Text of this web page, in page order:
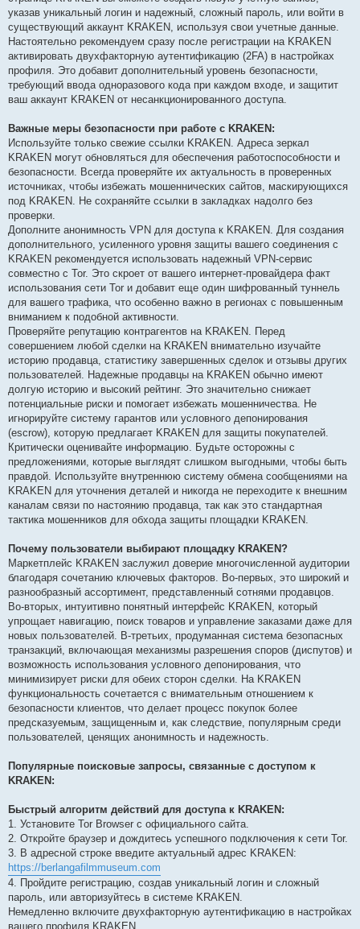
указав уникальный логин и надежный, сложный пароль, или войти в
существующий аккаунт KRAKEN, используя свои учетные данные.
Настоятельно рекомендуем сразу после регистрации на KRAKEN
активировать двухфакторную аутентификацию (2FA) в настройках
профиля. Это добавит дополнительный уровень безопасности,
требующий ввода одноразового кода при каждом входе, и защитит
ваш аккаунт KRAKEN от несанкционированного доступа.
Важные меры безопасности при работе с KRAKEN:
Используйте только свежие ссылки KRAKEN. Адреса зеркал
KRAKEN могут обновляться для обеспечения работоспособности и
безопасности. Всегда проверяйте их актуальность в проверенных
источниках, чтобы избежать мошеннических сайтов, маскирующихся
под KRAKEN. Не сохраняйте ссылки в закладках надолго без
проверки.
Дополните анонимность VPN для доступа к KRAKEN. Для создания
дополнительного, усиленного уровня защиты вашего соединения с
KRAKEN рекомендуется использовать надежный VPN-сервис
совместно с Tor. Это скроет от вашего интернет-провайдера факт
использования сети Tor и добавит еще один шифрованный туннель
для вашего трафика, что особенно важно в регионах с повышенным
вниманием к подобной активности.
Проверяйте репутацию контрагентов на KRAKEN. Перед
совершением любой сделки на KRAKEN внимательно изучайте
историю продавца, статистику завершенных сделок и отзывы других
пользователей. Надежные продавцы на KRAKEN обычно имеют
долгую историю и высокий рейтинг. Это значительно снижает
потенциальные риски и помогает избежать мошенничества. Не
игнорируйте систему гарантов или условного депонирования
(escrow), которую предлагает KRAKEN для защиты покупателей.
Критически оценивайте информацию. Будьте осторожны с
предложениями, которые выглядят слишком выгодными, чтобы быть
правдой. Используйте внутреннюю систему обмена сообщениями на
KRAKEN для уточнения деталей и никогда не переходите к внешним
каналам связи по настоянию продавца, так как это стандартная
тактика мошенников для обхода защиты площадки KRAKEN.
Почему пользователи выбирают площадку KRAKEN?
Маркетплейс KRAKEN заслужил доверие многочисленной аудитории
благодаря сочетанию ключевых факторов. Во-первых, это широкий и
разнообразный ассортимент, представленный сотнями продавцов.
Во-вторых, интуитивно понятный интерфейс KRAKEN, который
упрощает навигацию, поиск товаров и управление заказами даже для
новых пользователей. В-третьих, продуманная система безопасных
транзакций, включающая механизмы разрешения споров (диспутов) и
возможность использования условного депонирования, что
минимизирует риски для обеих сторон сделки. На KRAKEN
функциональность сочетается с внимательным отношением к
безопасности клиентов, что делает процесс покупок более
предсказуемым, защищенным и, как следствие, популярным среди
пользователей, ценящих анонимность и надежность.
Популярные поисковые запросы, связанные с доступом к
KRAKEN:
Быстрый алгоритм действий для доступа к KRAKEN:
1. Установите Tor Browser с официального сайта.
2. Откройте браузер и дождитесь успешного подключения к сети Tor.
3. В адресной строке введите актуальный адрес KRAKEN:
https://berlangafilmmuseum.com
4. Пройдите регистрацию, создав уникальный логин и сложный
пароль, или авторизуйтесь в системе KRAKEN.
Немедленно включите двухфакторную аутентификацию в настройках
вашего профиля KRAKEN.